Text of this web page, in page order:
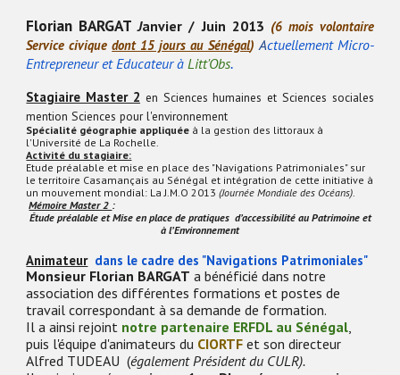
Florian BARGATJanvier / Juin 2013 (6 mois volontaire
Service civiquedont 15 jours au Sénégal) Actuellement Micro-
Entrepreneur et Educateur à Litt'Obs.
Stagiaire Master 2 en Sciences humaines et Sciences sociales
mention Sciences pour l'environnement
Spécialité géographie appliquée à la gestion des littoraux à
l'Université de La Rochelle.
Activité du stagiaire:
Etude préalable et mise en place des "Navigations Patrimoniales" sur
le territoire Casamançais au Sénégal et intégration de cette initiative à
un mouvement mondial: La J.M.O 2013(Journée Mondiale des Océans)
Mémoire Master 2 :
Étude préalable et Mise en place de pratiques d’accessibilité au Patrimoine et
à l’Environnement
Animateurdans le cadre des "Navigations Patrimoniales"
Monsieur Florian BARGAT a bénéficié dans notre
association des différentes formations et postes de
travail correspondant à sa demande de formation.
Il a ainsi rejoint notre partenaire ERFDL au Sénégal
puis l'équipe d'animateurs du CIORTF et son directeur
Alfred TUDEAU (également Président du CULR).